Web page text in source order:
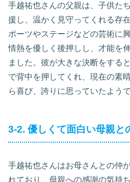
手越祐也さんの父親は、子供た
援し、温かく見守ってくれる存
ポーツやステージなどの芸術に
情熱を優しく後押しし、才能を
ました。彼が大きな決断をする
で背中を押してくれ、現在の素
ら喜び、誇りに思っていたようで
3-2. 優しくて面白い母親と
手越祐也さんはお母さんとの仲
れており、母親への感謝の気持